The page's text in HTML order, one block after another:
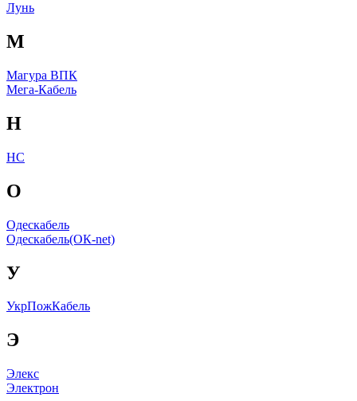
Лунь
М
Магура ВПК
Мега-Кабель
Н
НС
О
Одескабель
Одескабель(ОК-net)
У
УкрПожКабель
Э
Элекс
Электрон